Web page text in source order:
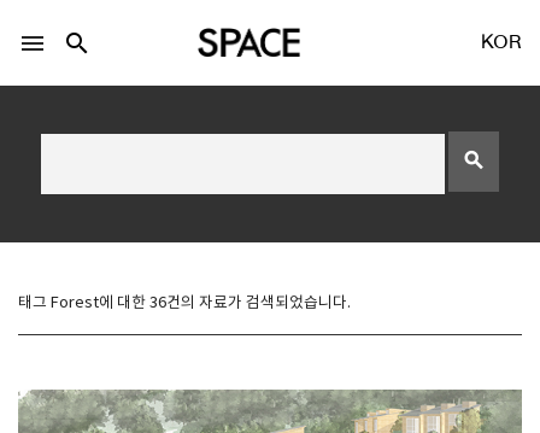
Twitter 로그인
menu search KOR
search
태그 Forest에 대한 36건의 자료가 검색되었습니다.